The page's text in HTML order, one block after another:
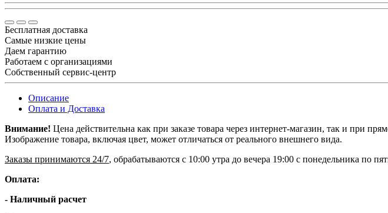
Бесплатная доставка
Самые низкие цены
Даем гарантию
Работаем с организациями
Собственный сервис-центр
Описание
Оплата и Доставка
Внимание! Цена действительна как при заказе товара через интернет-магазин, так и при
Изображение товара, включая цвет, может отличаться от реального внешнего вида.
Заказы принимаются 24/7, обрабатываются с 10:00 утра до вечера 19:00 с понедельника по
Оплата:
- Наличный расчет